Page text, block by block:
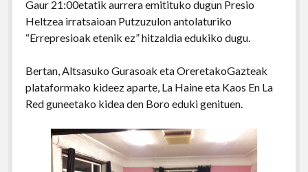
Gaur 21:00etatik aurrera emitituko dugun Presio
Heltzea irratsaioan Putzuzulon antolaturiko
“Errepresioak etenik ez” hitzaldia edukiko dugu.
Bertan, Altsasuko Gurasoak eta OreretakoGazteak
plataformako kideez aparte, La Haine eta Kaos En La
Red guneetako kidea den Boro eduki genituen.